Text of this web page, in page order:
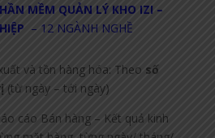
MỀM QUẢN LÝ KHO IZI –
– 12 NGÀNH NGHỀ
và tồn hàng hóa: Theo số
(từ ngày – tới ngày)
cáo Bán hàng – Kết quả kinh